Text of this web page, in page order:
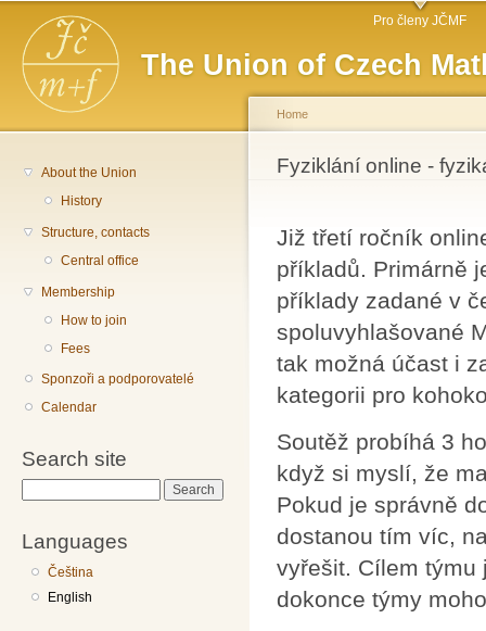
The Union of Czech
Main menu Pro členy JČMF
About the Union
History
Structure, contacts
Central office
Membership
How to join
Fees
Sponzoři a podporovatelé
Calendar
Search site
Languages
Čeština
English
You are here
Home
Fyziklání online -
Již třetí ročník
příkladů. Primárně
příklady zadané v
spoluvyhlašované
tak možná účast i
kategorii pro
Soutěž probíhá 3
když si myslí, že
Pokud je správně
dostanou tím víc,
vyřešit. Cílem týmu
dokonce týmy